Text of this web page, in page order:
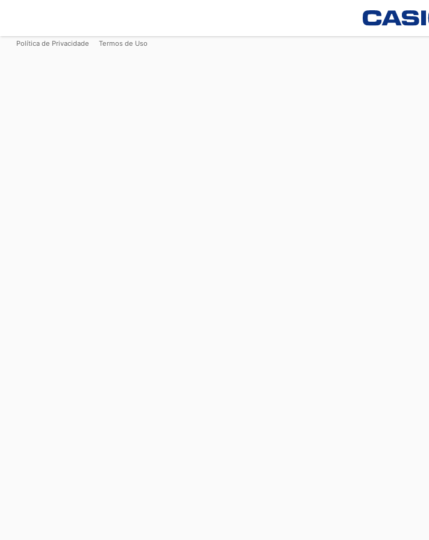
Política de Privacidade Termos de Uso